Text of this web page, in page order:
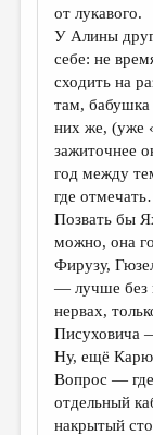
ЦИКЛЫ
МЕДИА
ВКОНТАКТЕ
от лукавого.
У Алины
себе: не
сходить на
там, бабушка
них же, (уже
зажиточнее
год между
где
Позвать бы
можно, она
Фирузу,
— лучше без
нервах,
Писуховича
Ну, ещё
Вопрос —
отдельный
накрытый